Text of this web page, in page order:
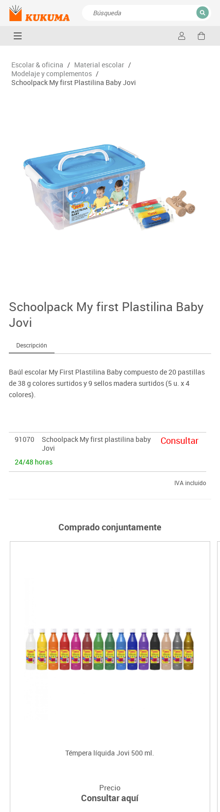
CERRAR
Escolar & oficina / Material escolar /
Modelaje y complementos /
Schoolpack My first Plastilina Baby Jovi
Schoolpack My first Plastilina Baby
Jovi
Descripción
Baúl escolar My First Plastilina Baby compuesto de 20 pastillas
de 38 g colores surtidos y 9 sellos madera surtidos (5 u. x 4
colores).
91070
Schoolpack My first plastilina baby
Jovi
24/48 horas
Consultar
IVA incluido
Comprado conjuntamente
Témpera líquida Jovi 500 ml.
Precio
Consultar aquí